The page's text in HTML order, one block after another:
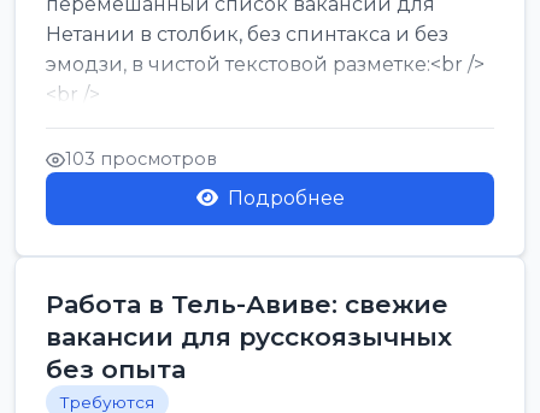
Нетании в столбик, без спинтакса и без
эмодзи, в чистой текстовой разметке:<br />
<br />
Работа в Нетании на мебельном
производстве: требу...
103 просмотров
Подробнее
Работа в Тель-Авиве: свежие
вакансии для русскоязычных
без опыта
Требуются